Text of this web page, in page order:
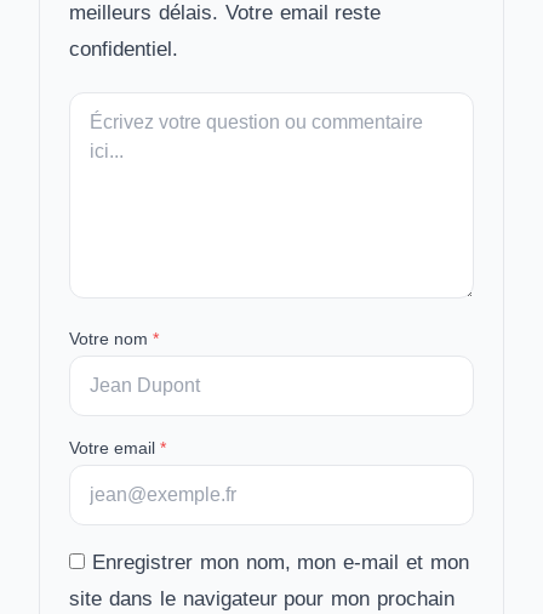
meilleurs délais. Votre email reste
confidentiel.
Votre
message
Votre nom *
Votre email *
Enregistrer mon nom, mon e-mail et mon
site dans le navigateur pour mon prochain